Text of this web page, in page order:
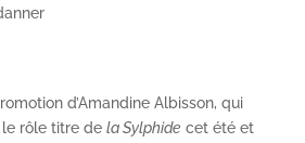
d’Amandine Albisson, qui
le rôle titre de la Sylphide cet été et